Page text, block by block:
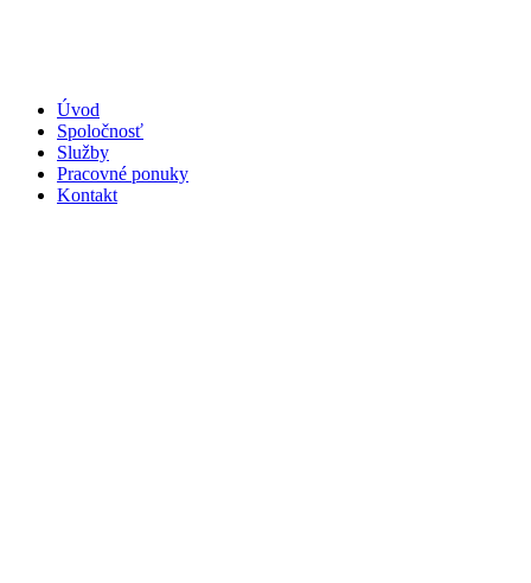
Úvod
Spoločnosť
Služby
Pracovné ponuky
Kontakt